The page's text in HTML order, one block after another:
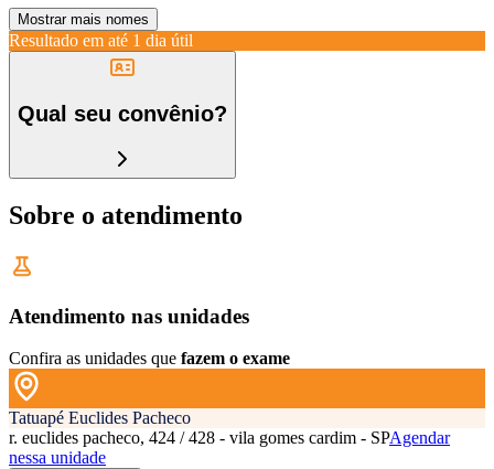
Mostrar mais nomes
Resultado em até 1 dia útil
Qual seu convênio?
Sobre o atendimento
Atendimento nas unidades
Confira as unidades que fazem o exame
Tatuapé Euclides Pacheco
r. euclides pacheco, 424 / 428 - vila gomes cardim - SPAgendar
nessa unidade